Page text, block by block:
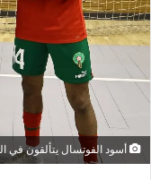
أسود الفوتسال يتألقون في